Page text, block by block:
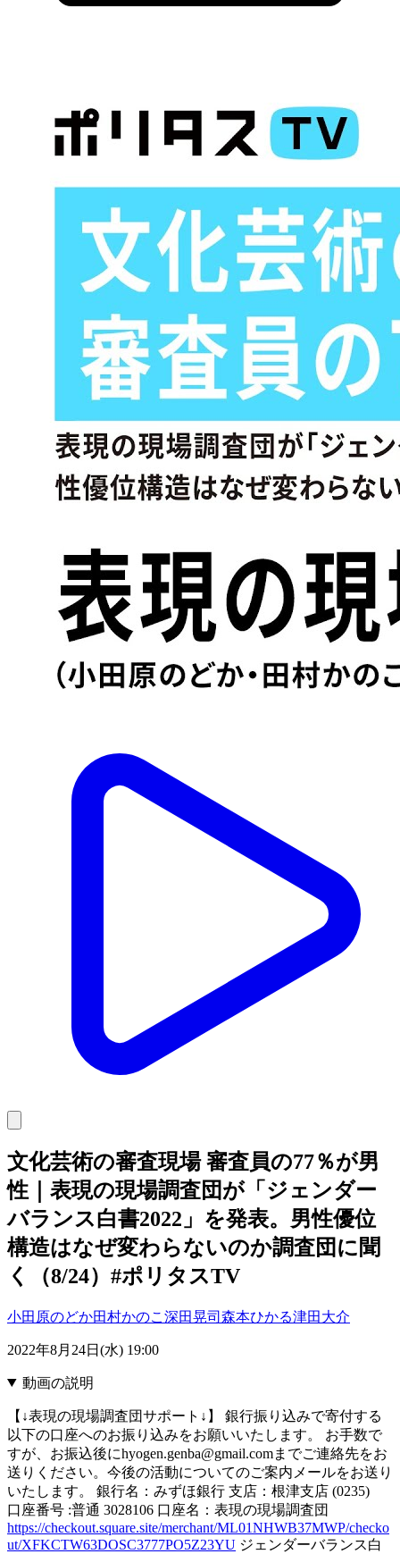
文化芸術の審査現場 審査員の77％が男
性｜表現の現場調査団が「ジェンダー
バランス白書2022」を発表。男性優位
構造はなぜ変わらないのか調査団に聞
く（8/24）#ポリタスTV
小田原のどか田村かのこ 深田晃司 森本ひかる津田大介
2022年8月24日(水) 19:00
動画の説明
【↓表現の現場調査団サポート↓】 銀行振り込みで寄付する
以下の口座へのお振り込みをお願いいたします。 お手数で
すが、お振込後にhyogen.genba@gmail.comまでご連絡先をお
送りください。今後の活動についてのご案内メールをお送り
いたします。 銀行名：みずほ銀行 支店：根津支店 (0235)
口座番号 :普通 3028106 口座名：表現の現場調査団
https://checkout.square.site/merchant/ML01NHWB37MWP/checko
ut/XFKCTW63DOSC3777PO5Z23YU ジェンダーバランス白